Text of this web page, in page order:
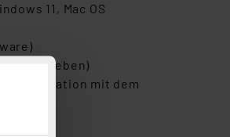
11, Mac OS
der Station mit dem